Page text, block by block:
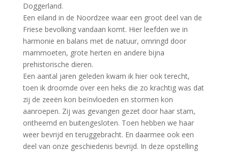
Doggerland.
Een eiland in de Noordzee waar een groot deel van de
Friese bevolking vandaan komt. Hier leefden we in
harmonie en balans met de natuur, omringd door
mammoeten, grote herten en andere bijna
prehistorische dieren.
Een aantal jaren geleden kwam ik hier ook terecht,
toen ik droomde over een heks die zo krachtig was dat
zij de zeeën kon beïnvloeden en stormen kon
aanroepen. Zij was gevangen gezet door haar stam,
ontheemd en buitengesloten. Toen hebben we haar
weer bevrijd en teruggebracht. En daarmee ook een
deel van onze geschiedenis bevrijd. In deze opstelling